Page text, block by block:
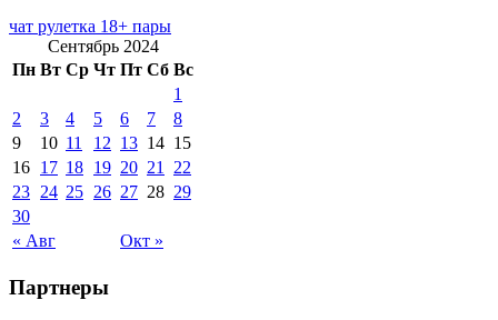
чат рулетка 18+ пары
Сентябрь 2024
Пн Вт Ср Чт Пт Сб Вс
« Авг Окт »
1
2
3 4 5 6 7
8
9
10 11 12 13 14 15
16 17 18 19 20 21
22
23 24 25 26 27 28 29
30
Партнеры